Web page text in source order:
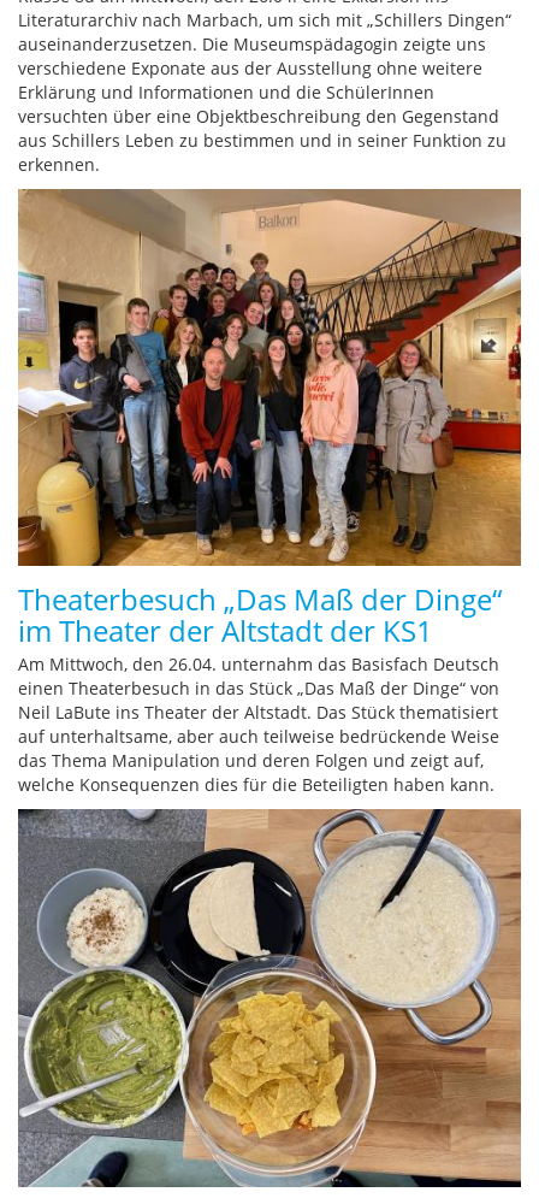
Literaturarchiv nach Marbach, um sich mit „Schillers Dingen“
auseinanderzusetzen. Die Museumspädagogin zeigte uns
verschiedene Exponate aus der Ausstellung ohne weitere
Erklärung und Informationen und die SchülerInnen
versuchten über eine Objektbeschreibung den Gegenstand
aus Schillers Leben zu bestimmen und in seiner Funktion zu
erkennen.
Theaterbesuch „Das Maß der Dinge“
im Theater der Altstadt der KS1
Am Mittwoch, den 26.04. unternahm das Basisfach Deutsch
einen Theaterbesuch in das Stück „Das Maß der Dinge“ von
Neil LaBute ins Theater der Altstadt. Das Stück thematisiert
auf unterhaltsame, aber auch teilweise bedrückende Weise
das Thema Manipulation und deren Folgen und zeigt auf,
welche Konsequenzen dies für die Beteiligten haben kann.